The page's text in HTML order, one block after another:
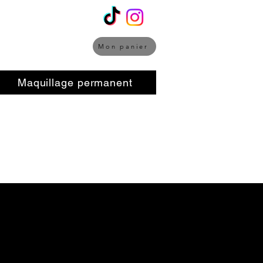
Mon panier
Maquillage permanent